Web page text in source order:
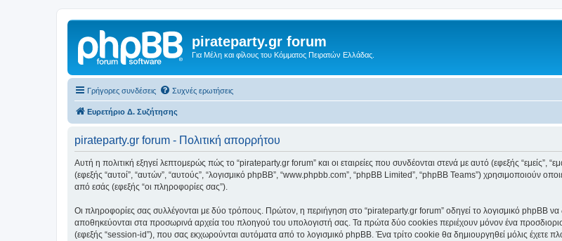
pirateparty.gr forum
Για Μέλη και φίλους του Κόμματος Πειρατών Ελλάδας.
Γρήγορες συνδέσεις Συχνές ερωτήσεις
Ευρετήριο Δ. Συζήτησης
pirateparty.gr forum - Πολιτική απορρήτου
Αυτή η πολιτική εξηγεί λεπτομερώς πώς το “pirateparty.gr forum” και οι εταιρείες που συνδέονται στενά με αυτό (εφεξής
(εφεξής “αυτοί”, “αυτών”, “αυτούς”, “λογισμικό phpBB”, “www.phpbb.com”, “phpBB Limited”, “phpBB Teams”) χρησιμοποιούν
από εσάς (εφεξής “οι πληροφορίες σας”).
Οι πληροφορίες σας συλλέγονται με δύο τρόπους. Πρώτον, η περιήγηση στο “pirateparty.gr forum” οδηγεί το λογισμικό phpBB να
αποθηκεύονται στα προσωρινά αρχεία του πλοηγού του υπολογιστή σας. Τα πρώτα δύο cookies περιέχουν μόνον ένα
(εφεξής “session-id”), που σας εκχωρούνται αυτόματα από το λογισμικό phpBB. Ένα τρίτο cookie θα δημιουργηθεί μόλις έχετε